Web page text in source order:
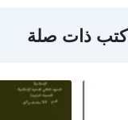
كتب ذات صلة